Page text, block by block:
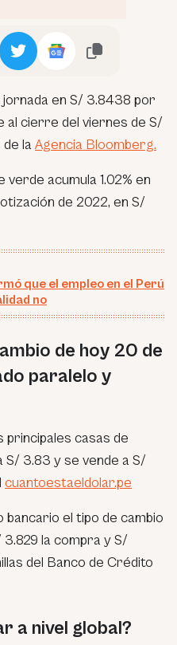
en S/ 3.8438 por
al cierre del viernes de S/
la Agencia Bloomberg.
verde acumula 1.02% en
de 2022, en S/
que el empleo en el Perú
no
de hoy 20 de
paralelo y
principales casas de
S/ 3.83 y se vende a S/
cuantoestaeldolar.pe
el tipo de cambio
la compra y S/
del Banco de Crédito
a nivel global?